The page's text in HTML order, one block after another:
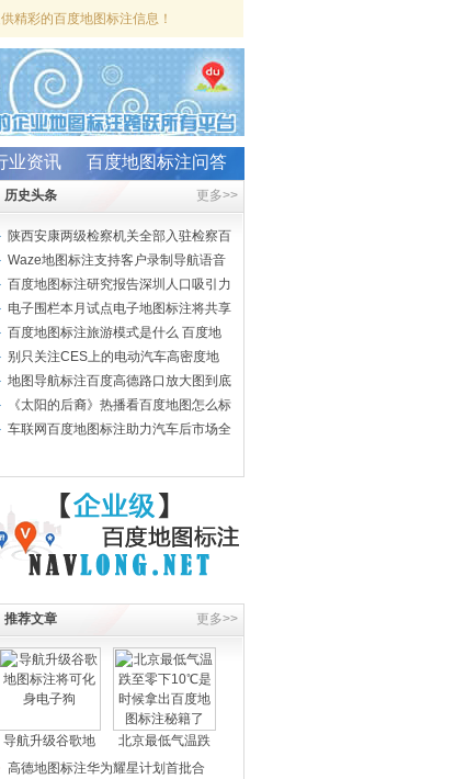
精彩的百度地图标注信息！
业资讯 百度地图标注问答
历史头条 更多>>
陕西安康两级检察机关全部入驻检察百
Waze地图标注支持客户录制导航语音
百度地图标注研究报告深圳人口吸引力
电子围栏本月试点电子地图标注将共享
百度地图标注旅游模式是什么 百度地
别只关注CES上的电动汽车高密度地
图
地图导航标注百度高德路口放大图到底
《太阳的后裔》热播看百度地图怎么标
车联网百度地图标注助力汽车后市场全
推荐文章 更多>>
导航升级谷歌地
北京最低气温跌
高德地图标注华为耀星计划首批合